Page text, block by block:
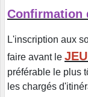
Confirmation
L'inscription aux
faire avant le
préférable le plus
les chargés